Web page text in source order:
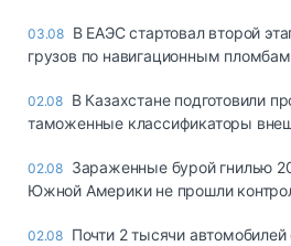
03.08 В ЕАЭС стартовал второй
грузов по навигационным пломбам
02.08 В Казахстане подготовили
таможенные классификаторы
02.08 Зараженные бурой гнилью
Южной Америки не прошли
02.08 Почти 2 тысячи